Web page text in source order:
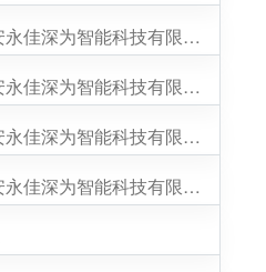
合作客户-西安永佳深为智能科技有限公司
行业案例-西安永佳深为智能科技有限公司
新闻资讯-西安永佳深为智能科技有限公司
联系我们-西安永佳深为智能科技有限公司